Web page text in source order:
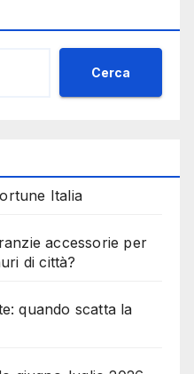
Cerca
Italia
accessorie per
di città?
quando scatta la